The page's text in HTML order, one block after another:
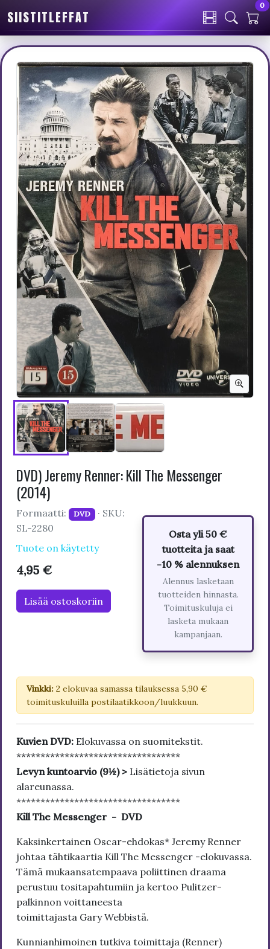
SIISTITLEFFAT
0
DVD) Jeremy Renner: Kill The Messenger
(2014)
Formaatti: DVD · SKU:
SL-2280
Tuote on käytetty
4,95 €
Lisää ostoskoriin
Osta yli 50 €
tuotteita ja saat
-10 % alennuksen
Alennus lasketaan
tuotteiden hinnasta.
Toimituskuluja ei
lasketa mukaan
kampanjaan.
Vinkki: 2 elokuvaa samassa tilauksessa 5,90 €
toimituskuluilla postilaatikkoon/luukkuun.
Kuvien DVD: Elokuvassa on suomitekstit.
**********************************
Levyn kuntoarvio (9½) > Lisätietoja sivun
alareunassa.
**********************************
Kill The Messenger - DVD
Kaksinkertainen Oscar-ehdokas* Jeremy Renner
johtaa tähtikaartia Kill The Messenger -elokuvassa.
Tämä mukaansatempaava poliittinen draama
perustuu tositapahtumiin ja kertoo Pulitzer-
palkinnon voittaneesta
toimittajasta Gary Webbistä.
Kunnianhimoinen tutkiva toimittaja (Renner)